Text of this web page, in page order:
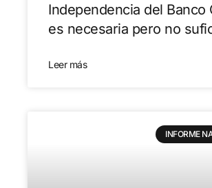
Independencia del Banco
es necesaria pero no
Leer más
INFORME